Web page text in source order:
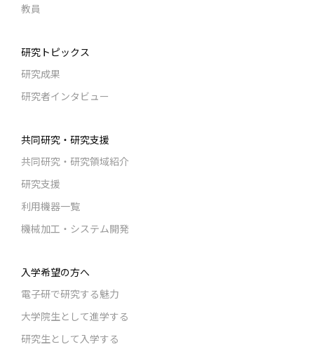
教員
研究トピックス
研究成果
研究者インタビュー
共同研究・研究支援
共同研究・研究領域紹介
研究支援
利用機器一覧
機械加工・システム開発
入学希望の方へ
電子研で研究する魅力
大学院生として進学する
研究生として入学する